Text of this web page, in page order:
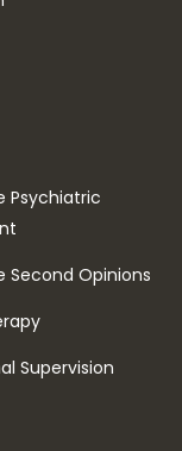
Psychiatric
Second Opinions
Supervision